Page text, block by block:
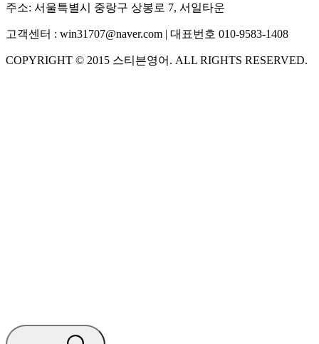
주소: 서울특별시 중랑구 상봉로 7, 서일타운
고객센터 : win31707@naver.com | 대표번호 010-9583-1408
COPYRIGHT © 2015 스티븐영어 . ALL RIGHTS RESERVED.